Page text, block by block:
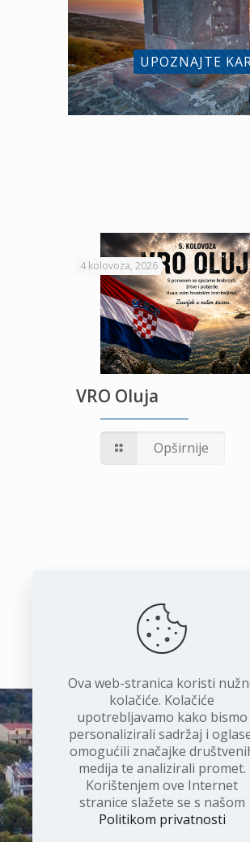
UPOZNAJTE
4 kolovoza, 2026
VRO Oluja
Opširnije
Ova web-stranica koristi
kolačiće. Kolačiće
upotrebljavamo kako bismo
personalizirali sadržaj i
omogućili značajke
medija te analizirali promet.
Korištenjem ove Internet
stranice slažete se s našom
Politikom privatnosti